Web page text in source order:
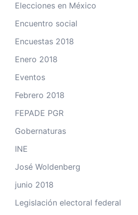
Elecciones en México
Encuentro social
Encuestas 2018
Enero 2018
Eventos
Febrero 2018
FEPADE PGR
Gobernaturas
INE
José Woldenberg
junio 2018
Legislación electoral federal